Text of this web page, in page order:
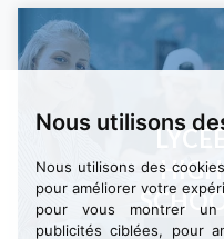
Nous utilisons
Nous utilisons des
pour améliorer votre
pour vous montrer
publicités ciblées, pour
HIGH